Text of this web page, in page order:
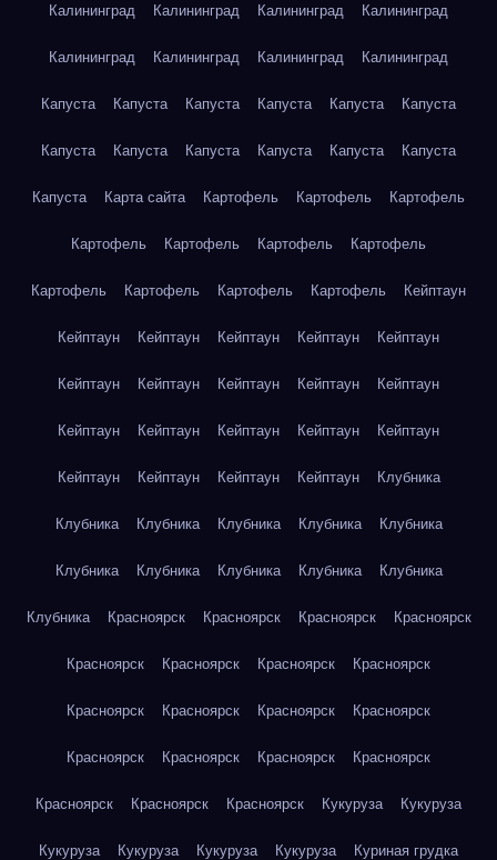
Калининград Калининград Калининград Калининград
Калининград Калининград Калининград Калининград
Капуста Капуста Капуста Капуста Капуста Капуста
Капуста Капуста Капуста Капуста Капуста Капуста
Капуста Карта сайта Картофель Картофель Картофель
Картофель Картофель Картофель Картофель
Картофель Картофель Картофель Картофель Кейптаун
Кейптаун Кейптаун Кейптаун Кейптаун Кейптаун
Кейптаун Кейптаун Кейптаун Кейптаун Кейптаун
Кейптаун Кейптаун Кейптаун Кейптаун Кейптаун
Кейптаун Кейптаун Кейптаун Кейптаун Клубника
Клубника Клубника Клубника Клубника Клубника
Клубника Клубника Клубника Клубника Клубника
Клубника Красноярск Красноярск Красноярск Красноярск
Красноярск Красноярск Красноярск Красноярск
Красноярск Красноярск Красноярск Красноярск
Красноярск Красноярск Красноярск Красноярск
Красноярск Красноярск Красноярск Кукуруза Кукуруза
Кукуруза Кукуруза Кукуруза Кукуруза Куриная грудка